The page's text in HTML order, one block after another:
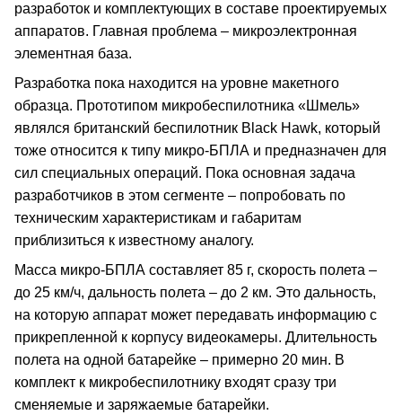
разработок и комплектующих в составе проектируемых
аппаратов. Главная проблема – микроэлектронная
элементная база.
Разработка пока находится на уровне макетного
образца. Прототипом микробеспилотника «Шмель»
являлся британский беспилотник Black Hawk, который
тоже относится к типу микро-БПЛА и предназначен для
сил специальных операций. Пока основная задача
разработчиков в этом сегменте – попробовать по
техническим характеристикам и габаритам
приблизиться к известному аналогу.
Масса микро-БПЛА составляет 85 г, скорость полета –
до 25 км/ч, дальность полета – до 2 км. Это дальность,
на которую аппарат может передавать информацию с
прикрепленной к корпусу видеокамеры. Длительность
полета на одной батарейке – примерно 20 мин. В
комплект к микробеспилотнику входят сразу три
сменяемые и заряжаемые батарейки.